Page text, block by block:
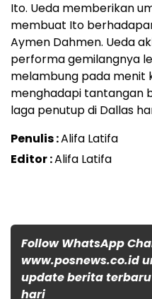
Ito. Ueda memberikan
membuat Ito
Aymen Dahmen. Ueda
performa gemilangnya
melambung pada menit
menghadapi tantangan
laga penutup di Dallas
Penulis :Alifa Latifa
Editor :Alifa Latifa
Follow WhatsApp
www.posnews.co.id
update berita
hari